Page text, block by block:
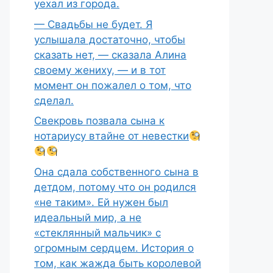
уехал из города.
— Свадьбы не будет. Я
услышала достаточно, чтобы
сказать нет, — сказала Алина
своему жениху, — и в тот
момент он пожалел о том, что
сделал.
Свекровь позвала сына к
нотариусу втайне от невестки
Она сдала собственного сына в
детдом, потому что он родился
«не таким». Ей нужен был
идеальный мир, а не
«стеклянный мальчик» с
огромным сердцем. История о
том, как жажда быть королевой